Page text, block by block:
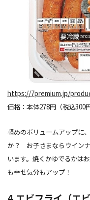
https://7premium.jp/
価格：本体278円（税込300円
軽めのボリュームアップに
か？ お子さまならウイン
います。焼くかゆでるかは
も幸せ気分もアップ！